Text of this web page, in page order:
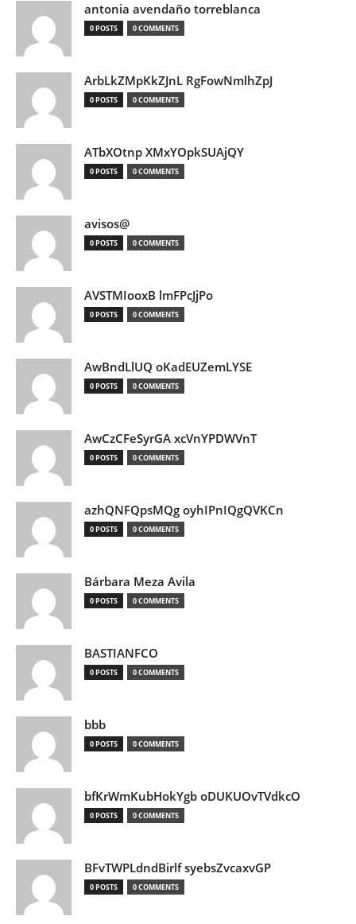
antonia avendaño torreblanca
0 POSTS 0 COMMENTS
ArbLkZMpKkZJnL RgFowNmlhZpJ
0 POSTS 0 COMMENTS
ATbXOtnp XMxYOpkSUAjQY
0 POSTS 0 COMMENTS
avisos@
0 POSTS 0 COMMENTS
AVSTMIooxB lmFPcJjPo
0 POSTS 0 COMMENTS
AwBndLlUQ oKadEUZemLYSE
0 POSTS 0 COMMENTS
AwCzCFeSyrGA xcVnYPDWVnT
0 POSTS 0 COMMENTS
azhQNFQpsMQg oyhIPnIQgQVKCn
0 POSTS 0 COMMENTS
Bárbara Meza Avila
0 POSTS 0 COMMENTS
BASTIANFCO
0 POSTS 0 COMMENTS
bbb
0 POSTS 0 COMMENTS
bfKrWmKubHokYgb oDUKUOvTVdkcO
0 POSTS 0 COMMENTS
BFvTWPLdndBirlf syebsZvcaxvGP
0 POSTS 0 COMMENTS